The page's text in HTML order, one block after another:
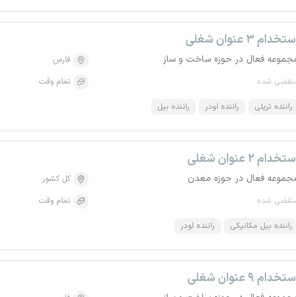
۳ عنوان شغلی
فعال در حوزه ساخت و ساز
شده
فارس
تمام وقت
راننده تریلی راننده لودر راننده بیل
۲ عنوان شغلی
فعال در حوزه معدن
شده
کل کشور
تمام وقت
راننده بیل مکانیکی راننده لودر
۹ عنوان شغلی